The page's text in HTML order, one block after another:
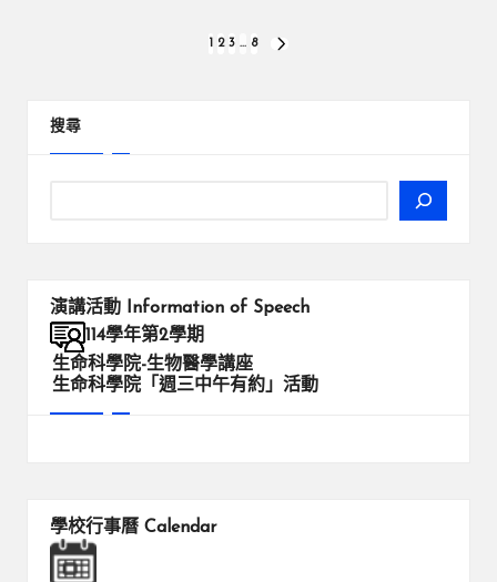
分
頁
2 3 ... 8
搜尋
演講活動 Information of Speech
114學年第2學期
生命科學院-生物醫學講座
生命科學院「週三中午有約」活動
學校行事曆 Calendar